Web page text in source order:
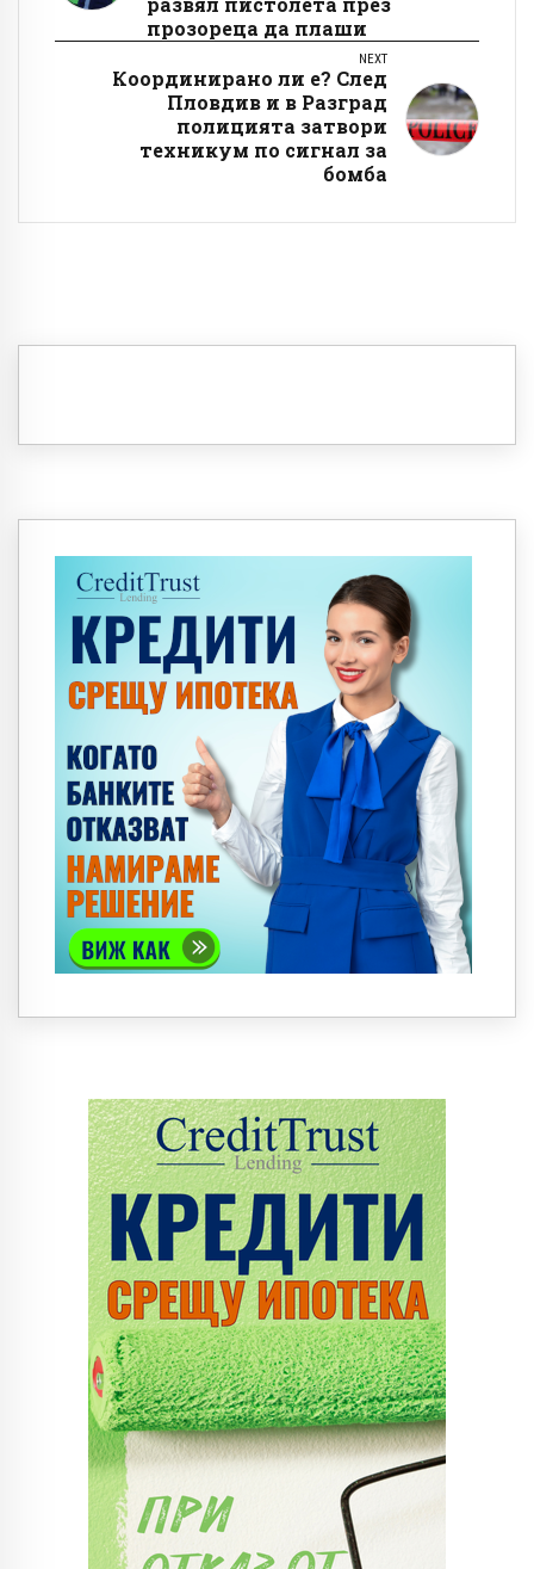
прозореца да плаши
NEXT
Координирано ли е? След
Пловдив и в Разград
полицията затвори
техникум по сигнал за
бомба